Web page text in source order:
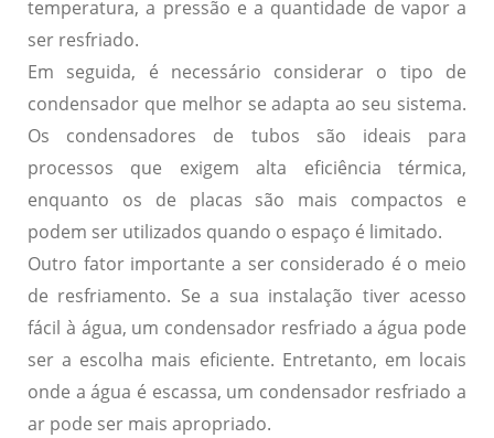
temperatura, a pressão e a quantidade de vapor a
ser resfriado.
Em seguida, é necessário considerar o tipo de
condensador que melhor se adapta ao seu sistema.
Os condensadores de tubos são ideais para
processos que exigemalta eficiência térmica,
enquanto os de placas são mais compactos e
podem ser utilizados quando o espaço é limitado.
Outro fator importante a ser considerado é o meio
de resfriamento. Se a sua instalação tiver acesso
fácil à água, um condensador resfriado a água pode
ser a escolha mais eficiente. Entretanto, em locais
onde a água é escassa, um condensador resfriado a
ar pode ser mais apropriado.